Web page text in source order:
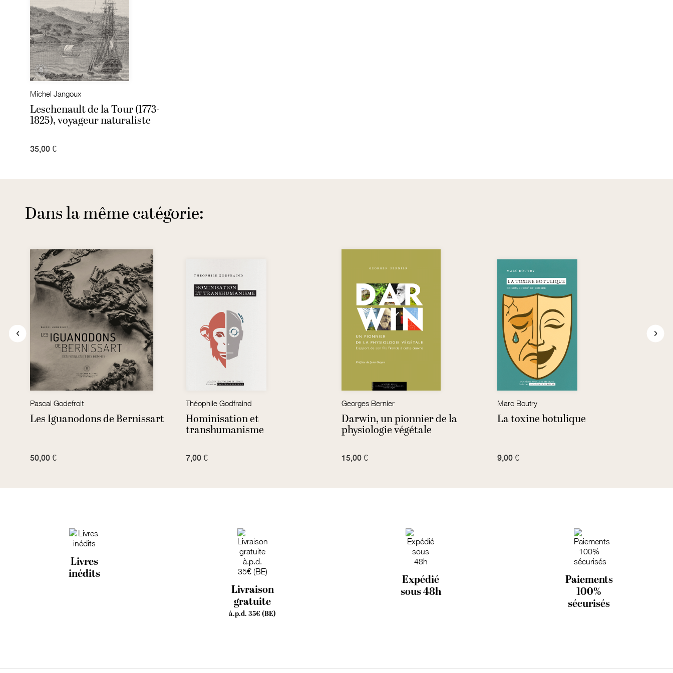
Michel Jangoux
Leschenault de la Tour (1773-
1825), voyageur naturaliste
35,00 €
Dans la même catégorie:
Pascal Godefroit
Les Iguanodons de Bernissart
50,00 €
Théophile Godfraind
Hominisation et
transhumanisme
7,00 €
Georges Bernier
Darwin, un pionnier de la
physiologie végétale
15,00 €
Marc Boutry
La toxine botulique
9,00 €
Livres
inédits
Livraison
gratuite
à.p.d. 35€ (BE)
Expédié
sous 48h
Paiements
100%
sécurisés